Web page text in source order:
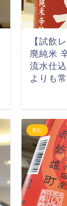
【試飲
廃純米
流水仕
よりも
飲む